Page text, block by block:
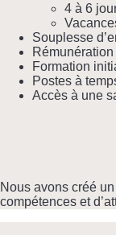
4 à 6
Souplesse
Formation
Postes à
Accès à une
Nous avons créé
compétences et